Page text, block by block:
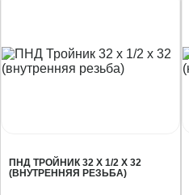
ПНД ТРОЙНИК 32 Х 1/2 Х 32
(ВНУТРЕННЯЯ РЕЗЬБА)